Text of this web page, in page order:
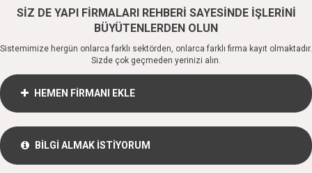
SİZ DE YAPI FİRMALARI REHBERİ SAYESİNDE İŞLERİNİ
BÜYÜTENLERDEN OLUN
Sistemimize hergün onlarca farklı sektörden, onlarca farklı firma kayıt olmaktadır.
Sizde çok geçmeden yerinizi alın.
HEMEN FİRMANI EKLE
BİLGİ ALMAK İSTİYORUM